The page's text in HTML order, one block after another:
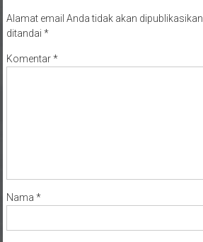
Alamat email Anda tidak akan dipublikasikan.
ditandai *
Komentar*
Nama *